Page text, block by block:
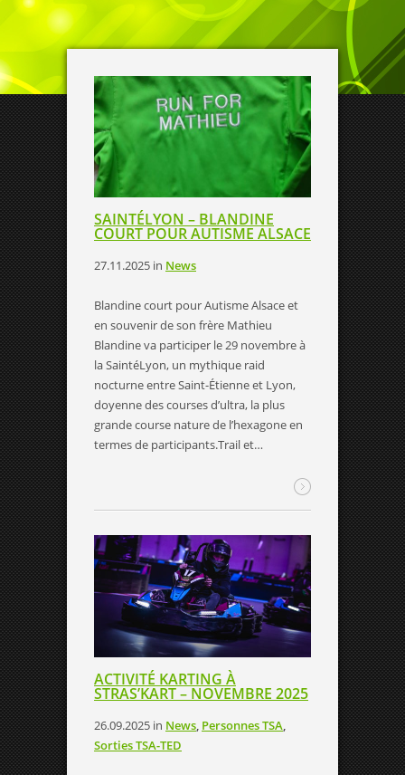
SAINTÉLYON – BLANDINE
COURT POUR AUTISME ALSACE
27.11.2025 in News
Blandine court pour Autisme Alsace et
en souvenir de son frère Mathieu
Blandine va participer le 29 novembre à
la SaintéLyon, un mythique raid
nocturne entre Saint-Étienne et Lyon,
doyenne des courses d’ultra, la plus
grande course nature de l’hexagone en
termes de participants.Trail et…
ACTIVITÉ KARTING À
STRAS’KART – NOVEMBRE 2025
26.09.2025 in News, Personnes TSA,
Sorties TSA-TED